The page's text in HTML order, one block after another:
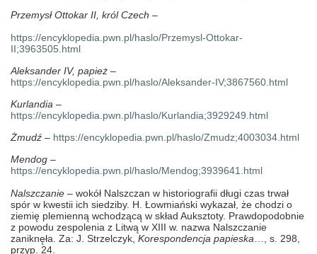
Przemysł Ottokar II, król Czech –
https://encyklopedia.pwn.pl/haslo/Przemysl-Ottokar-
II;3963505.html
Aleksander IV, papież –
https://encyklopedia.pwn.pl/haslo/Aleksander-IV;3867560.html
Kurlandia –
https://encyklopedia.pwn.pl/haslo/Kurlandia;3929249.html
Żmudź – https://encyklopedia.pwn.pl/haslo/Zmudz;4003034.html
Mendog –
https://encyklopedia.pwn.pl/haslo/Mendog;3939641.html
Nalszczanie – wokół Nalszczan w historiografii długi czas trwał
spór w kwestii ich siedziby. H. Łowmiański wykazał, że chodzi o
ziemię plemienną wchodzącą w skład Auksztoty. Prawdopodobnie
z powodu zespolenia z Litwą w XIII w. nazwa Nalszczanie
zaniknęła. Za: J. Strzelczyk, Korespondencja papieska …, s. 298,
przyp. 24.